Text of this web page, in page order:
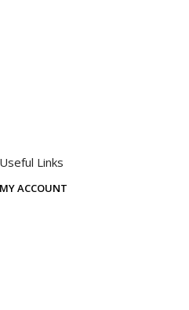
Useful Links
MY ACCOUNT